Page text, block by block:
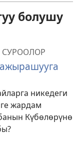
болушу
никедеги
жардам
Күбөлөрүнө